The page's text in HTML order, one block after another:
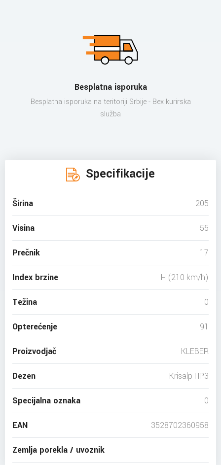
Besplatna isporuka
Besplatna isporuka na teritoriji Srbije - Bex kurirska
služba
Specifikacije
Širina 205
Visina 55
Prečnik 17
Index brzine H (210 km/h)
Težina 0
Opterećenje 91
Proizvodjač KLEBER
Dezen Krisalp HP3
Specijalna oznaka 0
EAN 3528702360958
Zemlja porekla / uvoznik